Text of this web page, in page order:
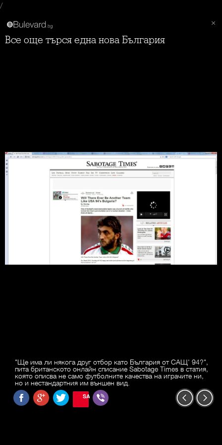
/
Все още търся една нова България
"Ще има ли някога друг отбор като България от САЩ' 94?",
пита британското онлайн списание Sabotage Times в статия,
която описва не само футболните качества на играчите ни,
но и нестандартния им външен вид.
SAVE